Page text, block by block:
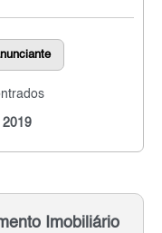
2019
Imobiliário